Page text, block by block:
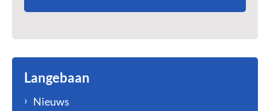
Langebaan
Nieuws